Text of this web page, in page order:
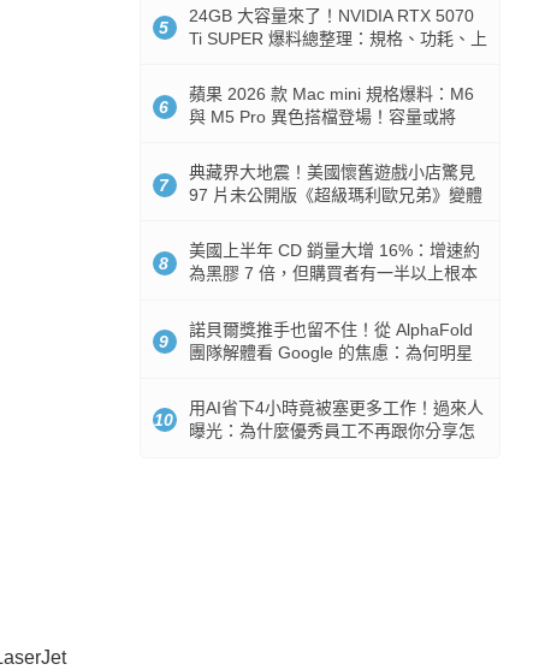
5
24GB 大容量來了！NVIDIA RTX 5070
Ti SUPER 爆料總整理：規格、功耗、上
6
蘋果 2026 款 Mac mini 規格爆料：M6
與 M5 Pro 異色搭檔登場！容量或將
7
典藏界大地震！美國懷舊遊戲小店驚見
97 片未公開版《超級瑪利歐兄弟》變體
8
美國上半年 CD 銷量大增 16%：增速約
為黑膠 7 倍，但購買者有一半以上根本
9
諾貝爾獎推手也留不住！從 AlphaFold
團隊解體看 Google 的焦慮：為何明星
10
用AI省下4小時竟被塞更多工作！過來人
曝光：為什麼優秀員工不再跟你分享怎